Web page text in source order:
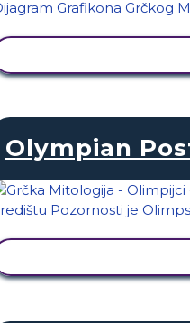
Olympian